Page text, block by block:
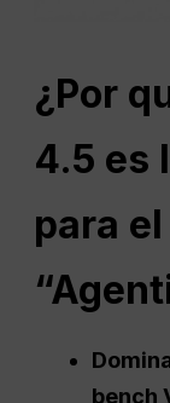
¿Por
4.5 es
para
bench